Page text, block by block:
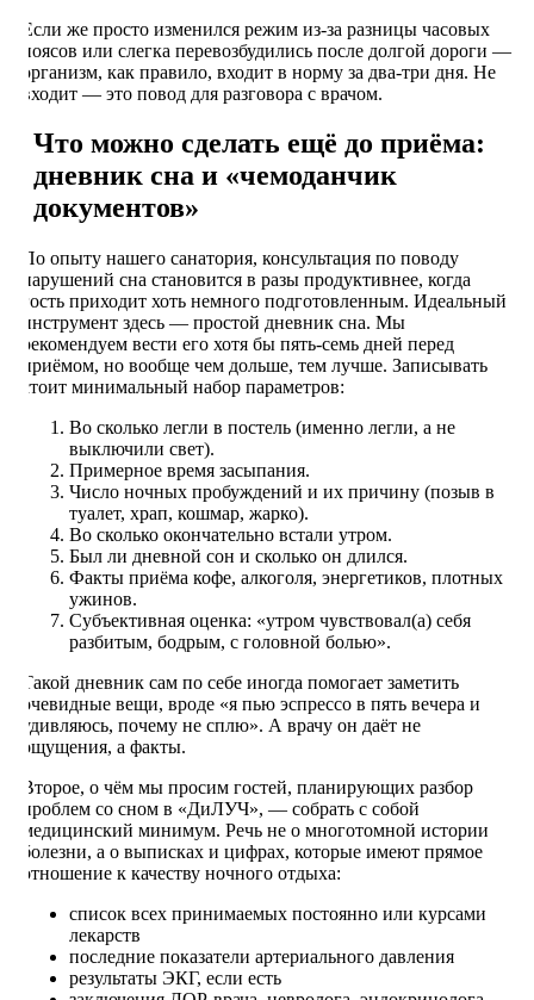
Если же просто изменился режим из-за разницы часовых
поясов или слегка перевозбудились после долгой дороги —
организм, как правило, входит в норму за два-три дня. Не
входит — это повод для разговора с врачом.
Что можно сделать ещё до приёма:
дневник сна и «чемоданчик
документов»
По опыту нашего санатория, консультация по поводу
нарушений сна становится в разы продуктивнее, когда
гость приходит хоть немного подготовленным. Идеальный
инструмент здесь — простой дневник сна. Мы
рекомендуем вести его хотя бы пять-семь дней перед
приёмом, но вообще чем дольше, тем лучше. Записывать
стоит минимальный набор параметров:
Во сколько легли в постель (именно легли, а не
выключили свет).
Примерное время засыпания.
Число ночных пробуждений и их причину (позыв в
туалет, храп, кошмар, жарко).
Во сколько окончательно встали утром.
Был ли дневной сон и сколько он длился.
Факты приёма кофе, алкоголя, энергетиков, плотных
ужинов.
Субъективная оценка: «утром чувствовал(а) себя
разбитым, бодрым, с головной болью».
Такой дневник сам по себе иногда помогает заметить
очевидные вещи, вроде «я пью эспрессо в пять вечера и
удивляюсь, почему не сплю». А врачу он даёт не
ощущения, а факты.
Второе, о чём мы просим гостей, планирующих разбор
проблем со сном в «ДиЛУЧ», — собрать с собой
медицинский минимум. Речь не о многотомной истории
болезни, а о выписках и цифрах, которые имеют прямое
отношение к качеству ночного отдыха:
список всех принимаемых постоянно или курсами
лекарств
последние показатели артериального давления
результаты ЭКГ, если есть